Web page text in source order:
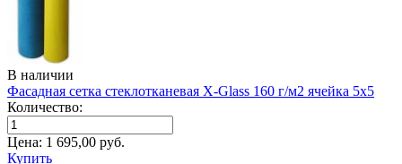
В наличии
Фасадная сетка стеклотканевая X-Glass 160 г/м2 ячейка 5х5
Количество:
Цена: 1 695,00 руб.
Купить